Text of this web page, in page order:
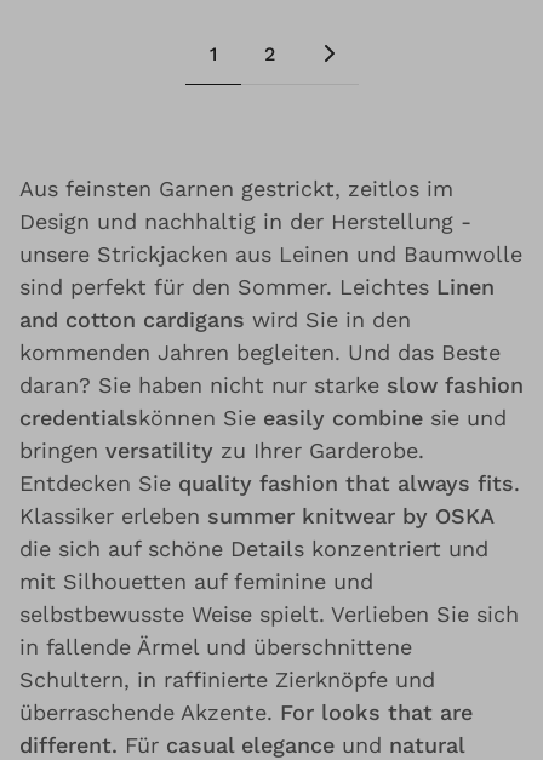
1 2
Aus feinsten Garnen gestrickt, zeitlos im
Design und nachhaltig in der Herstellung -
unsere Strickjacken aus Leinen und Baumwolle
sind perfekt für den Sommer. Leichtes Linen
and cotton cardigans wird Sie in den
kommenden Jahren begleiten. Und das Beste
daran? Sie haben nicht nur starke slow fashion
credentialskönnen Sie easily combine sie und
bringen versatility zu Ihrer Garderobe.
Entdecken Sie quality fashion that always fits.
Klassiker erleben summer knitwear by OSKA
die sich auf schöne Details konzentriert und
mit Silhouetten auf feminine und
selbstbewusste Weise spielt. Verlieben Sie sich
in fallende Ärmel und überschnittene
Schultern, in raffinierte Zierknöpfe und
überraschende Akzente. For looks that are
different. Für casual elegance und natural